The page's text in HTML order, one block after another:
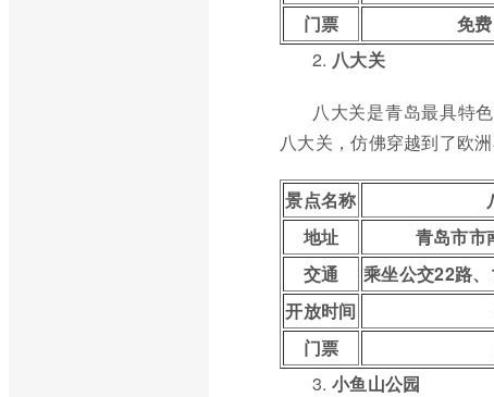
门票
免费
2. 八大关
八大关是青岛最具特
八大关，仿佛穿越到了欧
景点名称
地址
青岛市市
交通
乘坐公交22路
开放时间
门票
3. 小鱼山公园